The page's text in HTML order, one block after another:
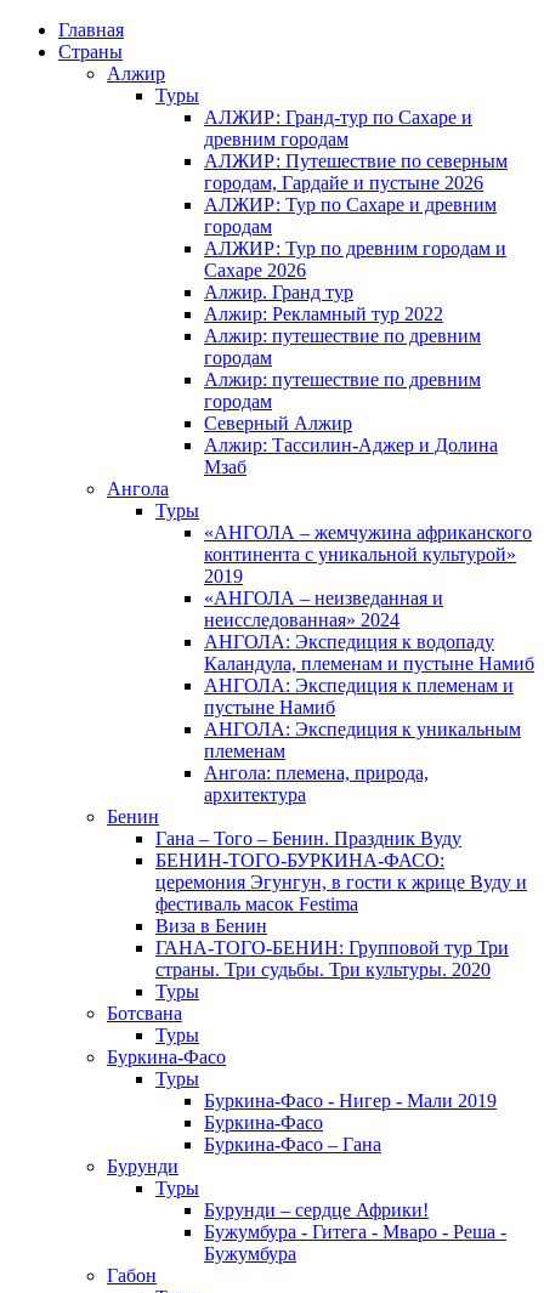
Главная
Страны
Алжир
Туры
АЛЖИР: Гранд-тур по Сахаре и
древним городам
АЛЖИР: Путешествие по северным
городам, Гардайе и пустыне 2026
АЛЖИР: Тур по Сахаре и древним
городам
АЛЖИР: Тур по древним городам и
Сахаре 2026
Алжир. Гранд тур
Алжир: Рекламный тур 2022
Алжир: путешествие по древним
городам
Алжир: путешествие по древним
городам
Северный Алжир
Алжир: Тассилин-Аджер и Долина
Мзаб
Ангола
Туры
«АНГОЛА – жемчужина африканского
континента с уникальной культурой»
2019
«АНГОЛА – неизведанная и
неисследованная» 2024
АНГОЛА: Экспедиция к водопаду
Каландула, племенам и пустыне Намиб
АНГОЛА: Экспедиция к племенам и
пустыне Намиб
АНГОЛА: Экспедиция к уникальным
племенам
Ангола: племена, природа,
архитектура
Бенин
Гана – Того – Бенин. Праздник Вуду
БЕНИН-ТОГО-БУРКИНА-ФАСО:
церемония Эгунгун, в гости к жрице Вуду и
фестиваль масок Festima
Виза в Бенин
ГАНА-ТОГО-БЕНИН: Групповой тур Три
страны. Три судьбы. Три культуры. 2020
Туры
Ботсвана
Туры
Буркина-Фасо
Туры
Буркина-Фасо - Нигер - Мали 2019
Буркина-Фасо
Буркина-Фасо – Гана
Бурунди
Туры
Бурунди – сердце Африки!
Бужумбура - Гитега - Мваро - Реша -
Бужумбура
Габон